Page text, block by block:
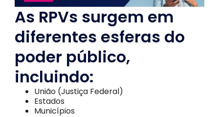
As RPVs surgem em
diferentes esferas do
poder público,
incluindo:
União (Justiça Federal)
Estados
Municípios